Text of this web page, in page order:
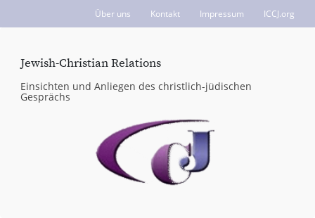
Über uns Kontakt Impressum ICCJ.org
Jewish-Christian Relations
Einsichten und Anliegen des christlich-jüdischen
Gesprächs